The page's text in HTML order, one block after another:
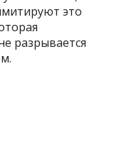
это
разрывается